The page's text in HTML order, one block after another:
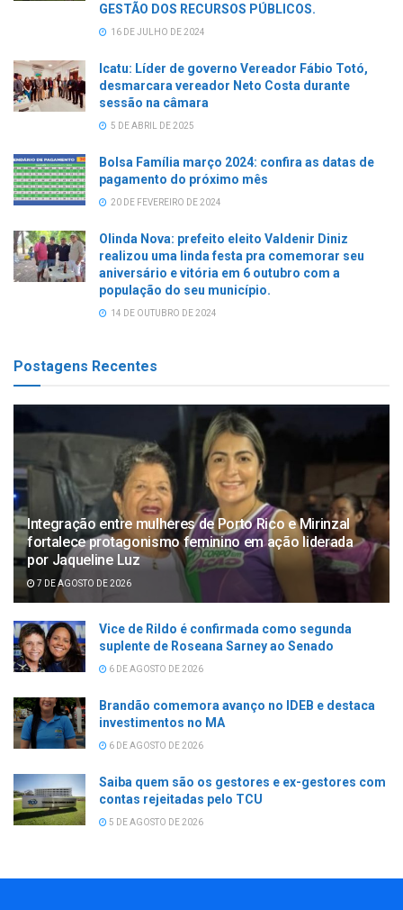
GESTÃO DOS RECURSOS PÚBLICOS.
16 DE JULHO DE 2024
Icatu: Líder de governo Vereador Fábio Totó,
desmarcara vereador Neto Costa durante
sessão na câmara
5 DE ABRIL DE 2025
Bolsa Família março 2024: confira as datas de
pagamento do próximo mês
20 DE FEVEREIRO DE 2024
Olinda Nova: prefeito eleito Valdenir Diniz
realizou uma linda festa pra comemorar seu
aniversário e vitória em 6 outubro com a
população do seu município.
14 DE OUTUBRO DE 2024
Postagens Recentes
Integração entre mulheres de Porto Rico e Mirinzal
fortalece protagonismo feminino em ação liderada
por Jaqueline Luz
7 DE AGOSTO DE 2026
Vice de Rildo é confirmada como segunda
suplente de Roseana Sarney ao Senado
6 DE AGOSTO DE 2026
Brandão comemora avanço no IDEB e destaca
investimentos no MA
6 DE AGOSTO DE 2026
Saiba quem são os gestores e ex-gestores com
contas rejeitadas pelo TCU
5 DE AGOSTO DE 2026